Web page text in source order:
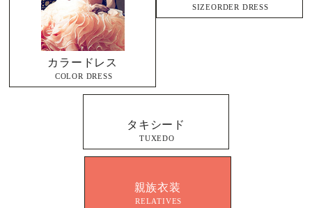
カラードレス
COLOR DRESS
SIZEORDER DRESS
タキシード
TUXEDO
親族衣装
RELATIVES